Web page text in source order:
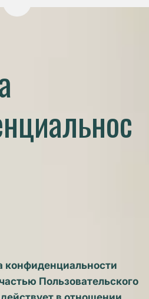
Перейти на версию для
конфиденциальности
Пользовательского